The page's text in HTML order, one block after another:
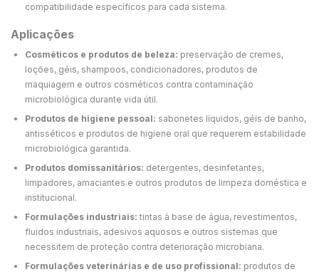
compatibilidade específicos para cada sistema.
Aplicações
Cosméticos e produtos de beleza: preservação de cremes,
loções, géis, shampoos, condicionadores, produtos de
maquiagem e outros cosméticos contra contaminação
microbiológica durante vida útil.
Produtos de higiene pessoal: sabonetes líquidos, géis de banho,
antisséticos e produtos de higiene oral que requerem estabilidade
microbiológica garantida.
Produtos domissanitários: detergentes, desinfetantes,
limpadores, amaciantes e outros produtos de limpeza doméstica e
institucional.
Formulações industriais: tintas à base de água, revestimentos,
fluidos industriais, adesivos aquosos e outros sistemas que
necessitem de proteção contra deterioração microbiana.
Formulações veterinárias e de uso profissional: produtos de